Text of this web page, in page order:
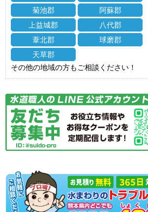
菊池郡
阿蘇郡
上益城郡
八代郡
葦北郡
球磨郡
天草郡
その他の地域の方もご相談ください！